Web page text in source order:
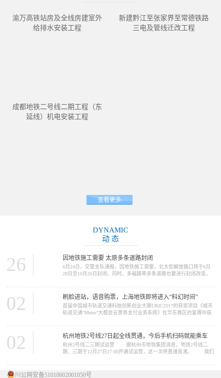
渝万高铁站房及全线房建室外
给排水安装工程
新建黔江至张家界至常德铁路
三电及管线迁改工程
成都地铁二号线二期工程（东
延线）机电安装工程
查看更多
DYNAMIC
动 态
因地铁施工需要 太原多条道路封闭
26
6月24日，交警支队通报，因地铁施工需要，北大街解放路口将于6月
28日至10月26日封闭。同时，多福路等多条道路也要进行封闭改造，
口将于6月28日至10月26日封闭施工。施工期间，路口禁止一切车辆通
行，车辆可绕行胜利街、五一路、北肖墙。 多福路（规划摄乐街
—柴化路）将于6月26日至11月30日进行改造施工，施工期间，施工路
段禁止一切车...
刷脸进站，语音购票，上海地铁即将进入“科幻时间”
02
首届中国城市轨道交通科技创新创业大赛URIC2017的获奖项目《城市
轨道交通“Metro”大都会云票务支付业务系统》在华东赛区的复赛中获
的好成绩。这个项目的完成单位是上海申通地铁集团。 我们今天
要报道的新闻，正与这个项目中的“Metro大都会...
杭州地铁2号线27日起全线贯通，今后手机扫码就能乘车
02
杭州2号线二三期试运营 据杭州市地铁集团消息，地铁2号线二
期、三期于12月27日17:00开通试运营，这一次将直通良渚。 我们
川公网安备51010602001050号